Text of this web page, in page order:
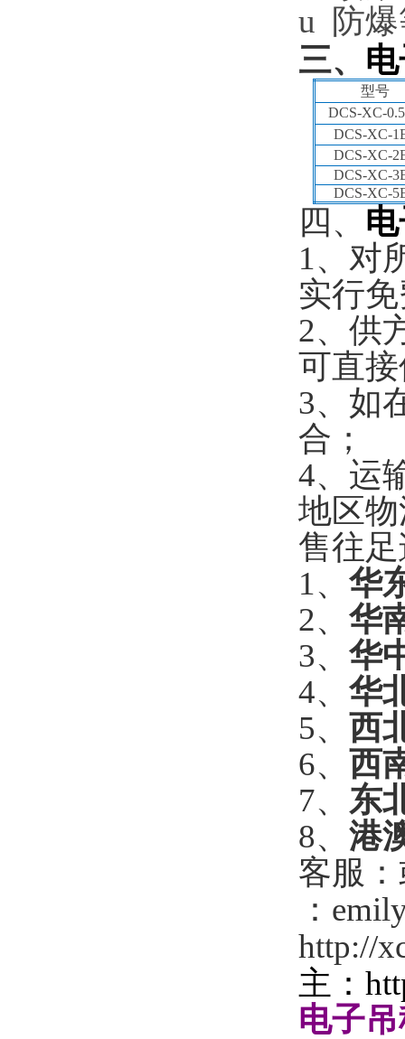
u
防
三、
型号
DCS-XC-
DCS-XC-
DCS-XC-
DCS-XC-
DCS-XC-
四、
1、对
实行
2、供
可直
3、如
合；
4、运
地区
售往
1、 华
2、 华
3、 华
4、 华
5、 西
6、 西
7、 东
8、 港
客服：
：
http://
主：
电子